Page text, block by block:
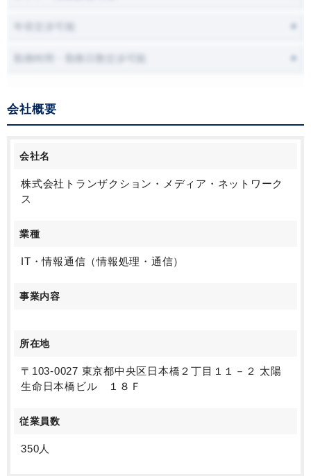
会社概要
会社名
株式会社トランザクション・メディア・ネットワーク
ス
業種
IT・情報通信（情報処理・通信）
事業内容
所在地
〒103-0027 東京都中央区日本橋２丁目１１－２ 太陽
生命日本橋ビル １８Ｆ
従業員数
350人